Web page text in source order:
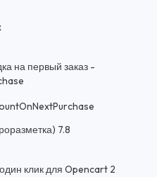
на первый заказ -
7.8
клик для Opencart 2